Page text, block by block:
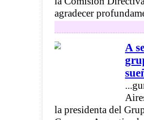
agradecer
A
la presidenta del